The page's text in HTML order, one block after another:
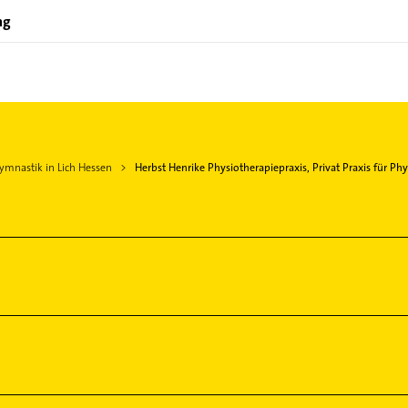
in Lich Hessen
Herbst Henrike Physiotherapiepraxis, Privat Praxis für